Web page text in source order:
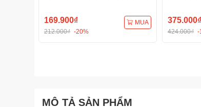
169.900₫
212.000₫ -20%
MUA 375.000₫
424.000₫ -
MÔ TẢ SẢN PHẨM